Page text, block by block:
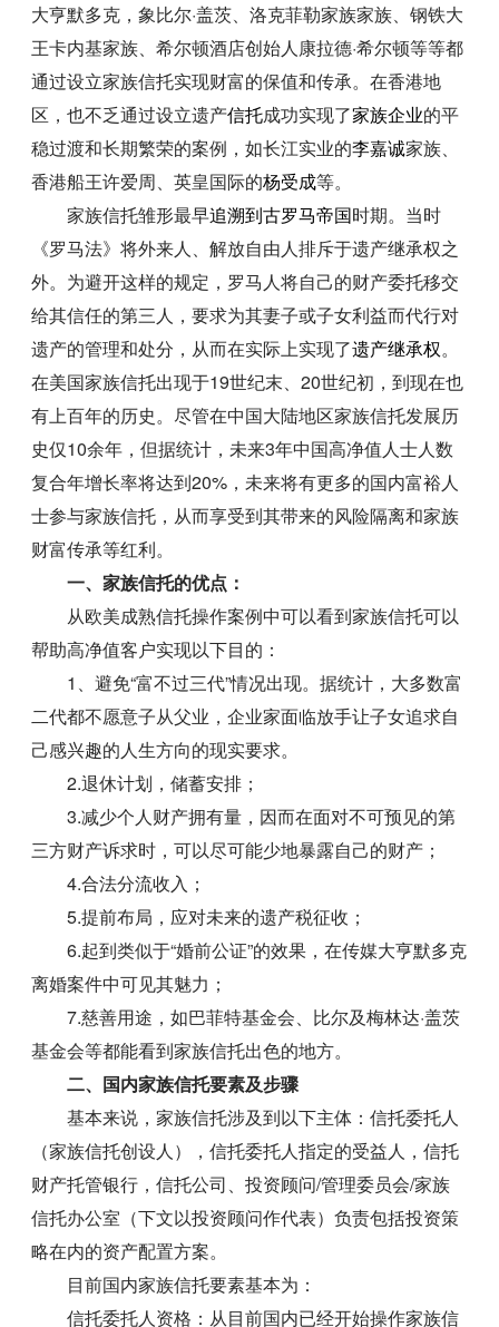
大亨默多克，象比尔·盖茨、洛克菲勒家族家族、钢铁大
王卡内基家族、希尔顿酒店创始人康拉德·希尔顿等等都
通过设立家族信托实现财富的保值和传承。在香港地
区，也不乏通过设立遗产信托成功实现了家族企业的平
稳过渡和长期繁荣的案例，如长江实业的李嘉诚家族、
香港船王许爱周、英皇国际的杨受成等。
家族信托雏形最早追溯到古罗马帝国时期。当时
《罗马法》将外来人、解放自由人排斥于遗产继承权之
外。为避开这样的规定，罗马人将自己的财产委托移交
给其信任的第三人，要求为其妻子或子女利益而代行对
遗产的管理和处分，从而在实际上实现了遗产继承权。
在美国家族信托出现于19世纪末、20世纪初，到现在也
有上百年的历史。尽管在中国大陆地区家族信托发展历
史仅10余年，但据统计，未来3年中国高净值人士人数
复合年增长率将达到20%，未来将有更多的国内富裕人
士参与家族信托，从而享受到其带来的风险隔离和家族
财富传承等红利。
一、家族信托的优点：
从欧美成熟信托操作案例中可以看到家族信托可以
帮助高净值客户实现以下目的：
1、避免“富不过三代”情况出现。据统计，大多数富
二代都不愿意子从父业，企业家面临放手让子女追求自
己感兴趣的人生方向的现实要求。
2.退休计划，储蓄安排；
3.减少个人财产拥有量，因而在面对不可预见的第
三方财产诉求时，可以尽可能少地暴露自己的财产；
4.合法分流收入；
5.提前布局，应对未来的遗产税征收；
6.起到类似于“婚前公证”的效果，在传媒大亨默多克
离婚案件中可见其魅力；
7.慈善用途，如巴菲特基金会、比尔及梅林达·盖茨
基金会等都能看到家族信托出色的地方。
二、国内家族信托要素及步骤
基本来说，家族信托涉及到以下主体：信托委托人
（家族信托创设人），信托委托人指定的受益人，信托
财产托管银行，信托公司、投资顾问/管理委员会/家族
信托办公室（下文以投资顾问作代表）负责包括投资策
略在内的资产配置方案。
目前国内家族信托要素基本为：
信托委托人资格：从目前国内已经开始操作家族信